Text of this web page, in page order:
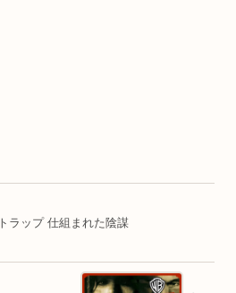
トラップ 仕組まれた陰謀